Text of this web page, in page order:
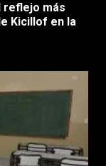
reflejo más
Kicillof en la